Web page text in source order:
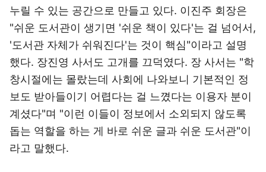
누릴 수 있는 공간으로 만들고 있다. 이진주 회장은
"쉬운 도서관이 생기면 '쉬운 책이 있다'는 걸 넘어서,
'도서관 자체가 쉬워진다'는 것이 핵심"이라고 설명
했다. 장진영 사서도 고개를 끄덕였다. 장 사서는 "학
창시절에는 몰랐는데 사회에 나와보니 기본적인 정
보도 받아들이기 어렵다는 걸 느꼈다는 이용자 분이
계셨다"며 "이런 이들이 정보에서 소외되지 않도록
돕는 역할을 하는 게 바로 쉬운 글과 쉬운 도서관"이
라고 말했다.